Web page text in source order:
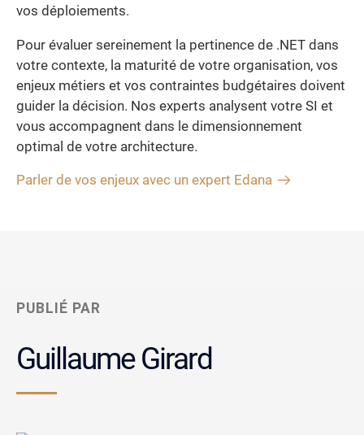
vos déploiements.
Pour évaluer sereinement la pertinence de .NET dans
votre contexte, la maturité de votre organisation, vos
enjeux métiers et vos contraintes budgétaires doivent
guider la décision. Nos experts analysent votre SI et
vous accompagnent dans le dimensionnement
optimal de votre architecture.
Parler de vos enjeux avec un expert Edana
PUBLIÉ PAR
Guillaume Girard